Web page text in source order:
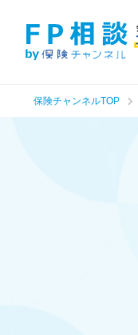
保険チャンネルTOP